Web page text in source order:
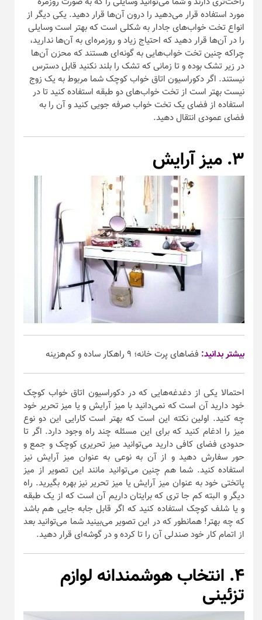
مورد استفاده قرار می‌دهید را درون آن‌ها قرار دهید. یکی دیگر از
انواع تخت خواب‌های جادار به شکلی است که بهتر است وسایلی
را در آن‌ها قرار دهید که احتیاج زیاد و روزمره‌ای به آن‌ها ندارید،
چراکه چنین تخت خواب‌هایی به گونه‌ای هستند که محزن آن‌ها
در زیر تشک بوده و تا زمانی که تشک را بلند نکنید قابل دسترس
نیستند. اگر دکوراسیون اتاق خواب کوچک شما مربوط به یک زوج
نیست بهتر است از تخت خواب‌های دو طبقه استفاده کنید تا در
استفاده از فضای یک تخت خواب صرفه جویی کنید و آن را به
فضای عمودی انتقال دهید.
۳. میز آرایش
بیشتر بدانید: فضاهای پرت خانه؛ ۹ راهکار ساده و کم‌هزینه
احتمالا یکی از دغدغه‌هایی که در دکوراسیون اتاق خواب کوچک
خود دارید آن است که نمی‌دانید با میز آرایش و یا میز تحریر خود
چه کنید. اولین نکته این است که بهتر است کارایی این دو نوع
میز را ادغام کنید که برای این مسئله چند راه وجود دارد. اگر تا
حدودی فضای کافی دارید می‌توانید میز تحریری کوچک و جمع و
حور سفارش دهید و از آن به نوعی به عنوان میز آرایش نیز
استفاده کنید. شما هم چنین می‌توانید مانند این تصویر از میز
پاتختی خود به عنوان میز آرایش یا میز تحریر نیز بهره بگیرید. راه
دیگر و البته کم جا تری که برایتان داریم آن است که از یک طبقه
و یا شلف کوچک استفاده کنید که اگر قابل جابه جایی هم باشد
که چه بهتر! همانطور که در این تصویر می‌بینید شما می‌توانید بعد
از اتمام کار خود صندلی آن را تا کرده و در گوشه‌ای قرار دهید.
۴. انتخاب هوشمندانه لوازم
تزئینی